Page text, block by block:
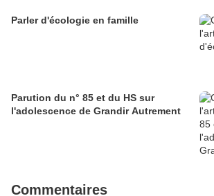
Parler d'écologie en famille
Parution du n° 85 et du HS sur
l'adolescence de Grandir Autrement
Commentaires